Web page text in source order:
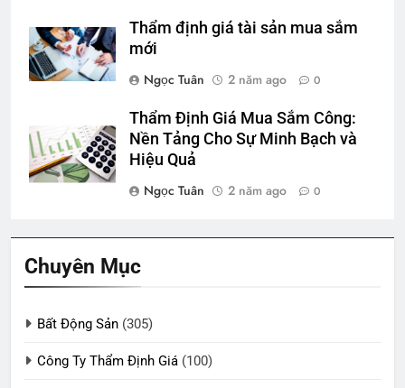
Thẩm định giá tài sản mua sắm
mới
Ngọc Tuân
2 năm ago 0
Thẩm Định Giá Mua Sắm Công:
Nền Tảng Cho Sự Minh Bạch và
Hiệu Quả
Ngọc Tuân
2 năm ago 0
Chuyên Mục
Bất Động Sản (305)
Công Ty Thẩm Định Giá (100)